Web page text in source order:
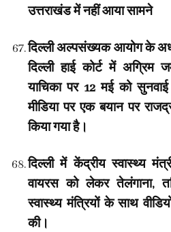
उत्तराखंड में नहीं आया सामने
दिल्ली अल्पसंख्यक आयोग के
दिल्ली हाई कोर्ट में अग्रिम
याचिका पर 12 मई को
मीडिया पर एक बयान पर
किया गया है।
दिल्ली में केंद्रीय स्वास्थ्य
वायरस को लेकर तेलंगाना,
स्वास्थ्य मंत्रियों के साथ
की।